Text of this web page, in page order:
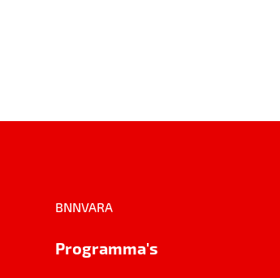
BNNVARA
Programma's